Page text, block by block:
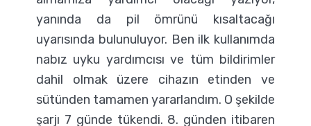
yanında da pil ömrünü kısaltacağı
uyarısında bulunuluyor. Ben ilk kullanımda
nabız uyku yardımcısı ve tüm bildirimler
dahil olmak üzere cihazın etinden ve
sütünden tamamen yararlandım. O şekilde
şarjı 7 günde tükendi. 8. günden itibaren